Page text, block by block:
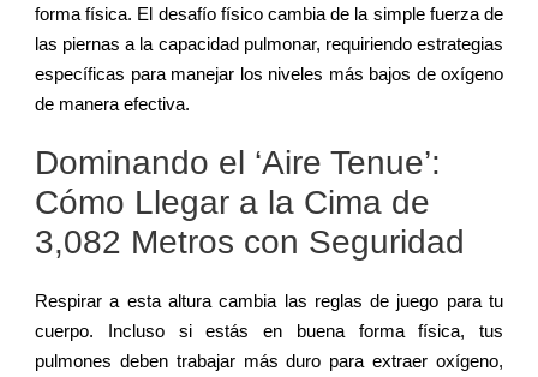
forma física. El desafío físico cambia de la simple fuerza de
las piernas a la capacidad pulmonar, requiriendo estrategias
específicas para manejar los niveles más bajos de oxígeno
de manera efectiva.
Dominando el ‘Aire Tenue’:
Cómo Llegar a la Cima de
3,082 Metros con Seguridad
Respirar a esta altura cambia las reglas de juego para tu
cuerpo. Incluso si estás en buena forma física, tus
pulmones deben trabajar más duro para extraer oxígeno,